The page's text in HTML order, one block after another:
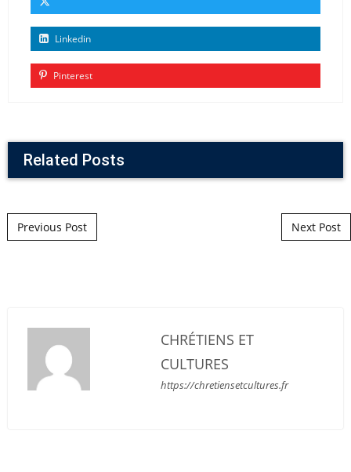
Linkedin
Pinterest
Related Posts
Post navigation
Previous Post Next Post
CHRÉTIENS ET
CULTURES
https://chretiensetcultures.fr